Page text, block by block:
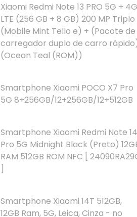
Xiaomi Redmi Note 13 PRO 5G + 4G
LTE (256 GB + 8 GB) 200 MP Triplo
(Mobile Mint Tello e) + (Pacote de
carregador duplo de carro
(Ocean Teal (ROM))
Smartphone Xiaomi POCO X7 Pro
5G 8+256GB/12+256GB/12+512GB
Smartphone Xiaomi Redmi Note 14
Pro 5G Midnight Black (Preto)
RAM 512GB ROM NFC [
Smartphone Xiaomi 14T 512GB,
12GB Ram, 5G, Leica, Cinza - no